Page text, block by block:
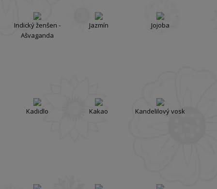
Indický ženšen -
Ašvaganda
Jazmín Jojoba
Kadidlo Kakao Kandelilový vosk